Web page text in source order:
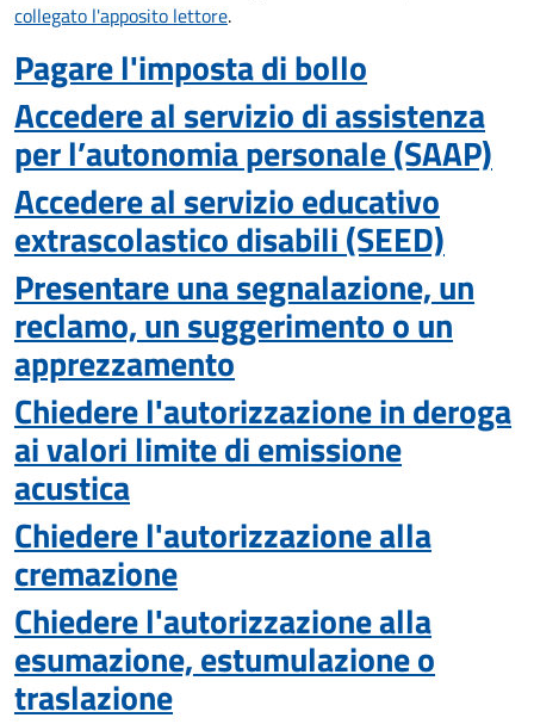
collegato l'apposito lettore.
Pagare l'imposta di bollo
Accedere al servizio di assistenza
per l’autonomia personale (SAAP)
Accedere al servizio educativo
extrascolastico disabili (SEED)
Presentare una segnalazione, un
reclamo, un suggerimento o un
apprezzamento
Chiedere l'autorizzazione in deroga
ai valori limite di emissione
acustica
Chiedere l'autorizzazione alla
cremazione
Chiedere l'autorizzazione alla
esumazione, estumulazione o
traslazione